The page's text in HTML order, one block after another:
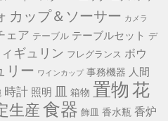
カップ＆ソーサー カメラ
ェア テーブル テーブルセット
デ
ギュリン フレグランス ボウ
リー ワインカップ 事務機器 人間
時計 照明 箱物 置物 花
生産 食器 飾皿 香水瓶 香炉